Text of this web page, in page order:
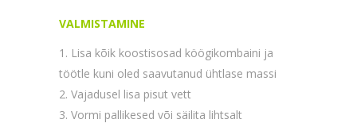
VALMISTAMINE
Lisa kõik koostisosad köögikombaini ja
töötle kuni oled saavutanud ühtlase massi
Vajadusel lisa pisut vett
Vormi pallikesed või säilita lihtsalt